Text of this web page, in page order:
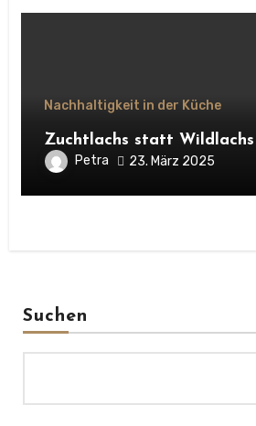
Nachhaltigkeit in der Küche
Zuchtlachs statt Wildlachs
Petra 23. März 2025
Suchen